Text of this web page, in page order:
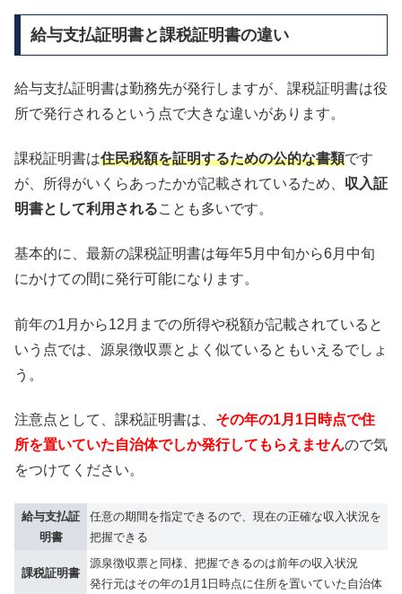
給与支払証明書と課税証明書の違い
給与支払証明書は勤務先が発行しますが、課税証明書は役
所で発行されるという点で大きな違いがあります。
課税証明書は住民税額を証明するための公的な書類です
が、所得がいくらあったかが記載されているため、 収入証
明書として利用されることも多いです。
基本的に、最新の課税証明書は毎年5月中旬から6月中旬
にかけての間に発行可能になります。
前年の1月から12月までの所得や税額が記載されていると
いう点では、源泉徴収票とよく似ているともいえるでしょ
う。
注意点として、課税証明書は、 その年の1月1日時点で住
所を置いていた自治体でしか発行してもらえませんので気
をつけてください。
給与支払証
明書
任意の期間を指定できるので、現在の正確な収入状況を
把握できる
課税証明書
源泉徴収票と同様、把握できるのは前年の収入状況
発行元はその年の1月1日時点に住所を置いていた自治体